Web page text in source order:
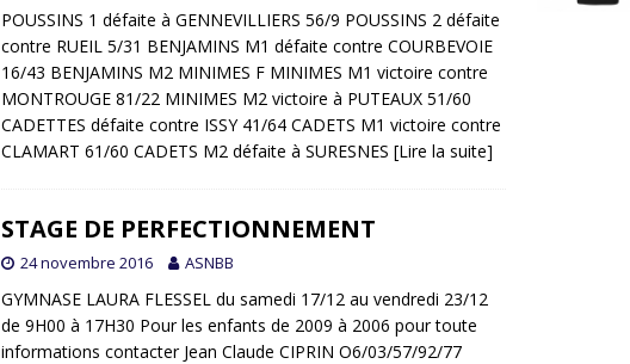
POUSSINS 1 défaite à GENNEVILLIERS 56/9 POUSSINS 2 défaite
contre RUEIL 5/31 BENJAMINS M1 défaite contre COURBEVOIE
16/43 BENJAMINS M2 MINIMES F MINIMES M1 victoire contre
MONTROUGE 81/22 MINIMES M2 victoire à PUTEAUX 51/60
CADETTES défaite contre ISSY 41/64 CADETS M1 victoire contre
CLAMART 61/60 CADETS M2 défaite à SURESNES [Lire la suite]
STAGE DE PERFECTIONNEMENT
24 novembre 2016 ASNBB
GYMNASE LAURA FLESSEL du samedi 17/12 au vendredi 23/12
de 9H00 à 17H30 Pour les enfants de 2009 à 2006 pour toute
informations contacter Jean Claude CIPRIN O6/03/57/92/77